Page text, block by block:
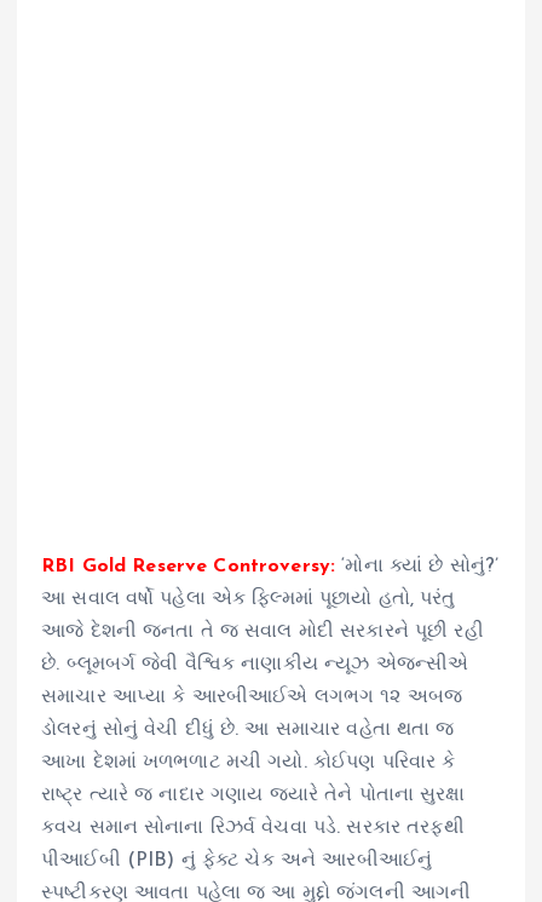
RBI Gold Reserve Controversy: ‘મોના ક્યાં છે સોનું?’
આ સવાલ વર્ષો પહેલા એક ફિલ્મમાં પૂછાયો હતો, પરંતુ
આજે દેશની જનતા તે જ સવાલ મોદી સરકારને પૂછી રહી
છે. બ્લૂમબર્ગ જેવી વૈશ્વિક નાણાકીય ન્યૂઝ એજન્સીએ
સમાચાર આપ્યા કે આરબીઆઈએ લગભગ ૧૨ અબજ
ડોલરનું સોનું વેચી દીધું છે. આ સમાચાર વહેતા થતા જ
આખા દેશમાં ખળભળાટ મચી ગયો. કોઈપણ પરિવાર કે
રાષ્ટ્ર ત્યારે જ નાદાર ગણાય જ્યારે તેને પોતાના સુરક્ષા
કવચ સમાન સોનાના રિઝર્વ વેચવા પડે. સરકાર તરફથી
પીઆઈબી (PIB) નું ફેક્ટ ચેક અને આરબીઆઈનું
સ્પષ્ટીકરણ આવતા પહેલા જ આ મુદ્દો જંગલની આગની